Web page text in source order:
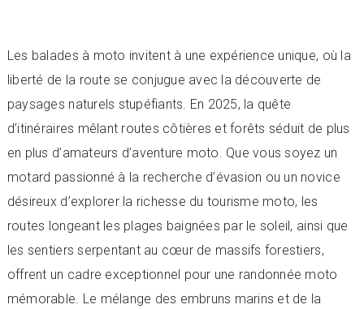
Les balades à moto invitent à une expérience unique, où la
liberté de la route se conjugue avec la découverte de
paysages naturels stupéfiants. En 2025, la quête
d’itinéraires mêlant routes côtières et forêts séduit de plus
en plus d’amateurs d’aventure moto. Que vous soyez un
motard passionné à la recherche d’évasion ou un novice
désireux d’explorer la richesse du tourisme moto, les
routes longeant les plages baignées par le soleil, ainsi que
les sentiers serpentant au cœur de massifs forestiers,
offrent un cadre exceptionnel pour une randonnée moto
mémorable. Le mélange des embruns marins et de la